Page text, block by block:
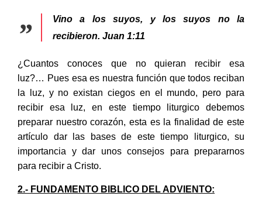
Vino a los suyos, y los suyos no la
recibieron. Juan 1:11
¿Cuantos conoces que no quieran recibir esa
luz?… Pues esa es nuestra función que todos reciban
la luz, y no existan ciegos en el mundo, pero para
recibir esa luz, en este tiempo liturgico debemos
preparar nuestro corazón, esta es la finalidad de este
artículo dar las bases de este tiempo liturgico, su
importancia y dar unos consejos para prepararnos
para recibir a Cristo.
2.- FUNDAMENTO BIBLICO DEL ADVIENTO: